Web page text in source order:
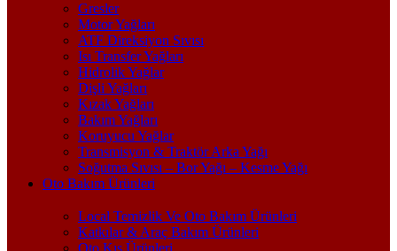
Gresler
Motor Yağları
ATF Direksiyon Sıvısı
Isı Transfer Yağları
Hidrolik Yağlar
Dişli Yağları
Kızak Yağları
Bakım Yağları
Koruyucu Yağlar
Transmisyon & Traktör Arka Yağı
Soğutma Sıvısı – Bor Yağı – Kesme Yağı
Oto Bakım Ürünleri
Local Temizlik Ve Oto Bakım Ürünleri
Katkılar & Araç Bakım Ürünleri
Oto Kış Ürünleri